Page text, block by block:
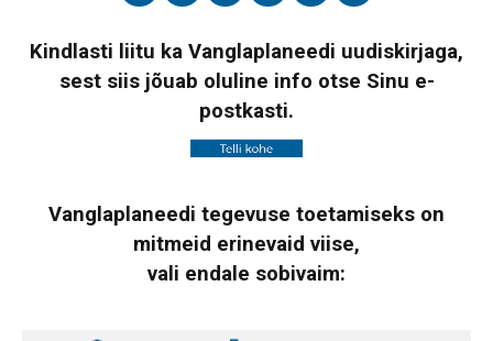
Kindlasti liitu ka Vanglaplaneedi uudiskirjaga,
sest siis jõuab oluline info otse Sinu e-
postkasti.
Vanglaplaneedi tegevuse toetamiseks on
mitmeid erinevaid viise,
vali endale sobivaim: